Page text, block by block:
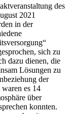
des
2021
in der
sich zu
dazu dienen, die
Lösungen zu
der
es 14
über
konnten.